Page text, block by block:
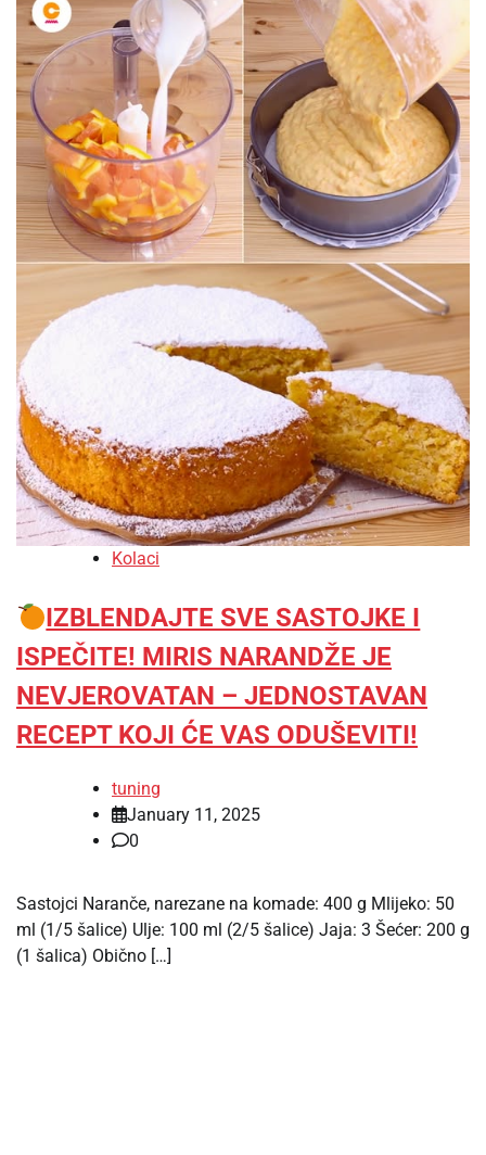
Kolaci
IZBLENDAJTE SVE SASTOJKE I
ISPEČITE! MIRIS NARANDŽE JE
NEVJEROVATAN – JEDNOSTAVAN
RECEPT KOJI ĆE VAS ODUŠEVITI!
tuning
January 11, 2025
0
Sastojci Naranče, narezane na komade: 400 g Mlijeko: 50
ml (1/5 šalice) Ulje: 100 ml (2/5 šalice) Jaja: 3 Šećer: 200 g
(1 šalica) Obično […]